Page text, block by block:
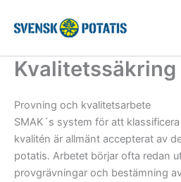
Kvalitetssäkring
Provning och kvalitetsarbete
SMAK´s system för att
kvalitén är allmänt accepterat av
potatis. Arbetet börjar ofta redan
provgrävningar och bestämning